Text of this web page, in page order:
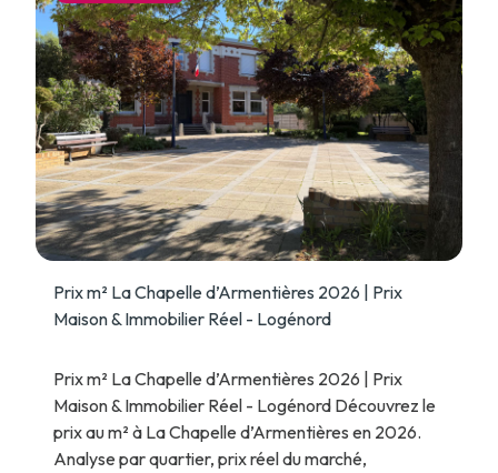
Prix m² La Chapelle d’Armentières 2026 | Prix
Maison & Immobilier Réel - Logénord
Prix m² La Chapelle d’Armentières 2026 | Prix
Maison & Immobilier Réel - Logénord Découvrez le
prix au m² à La Chapelle d’Armentières en 2026.
Analyse par quartier, prix réel du marché,